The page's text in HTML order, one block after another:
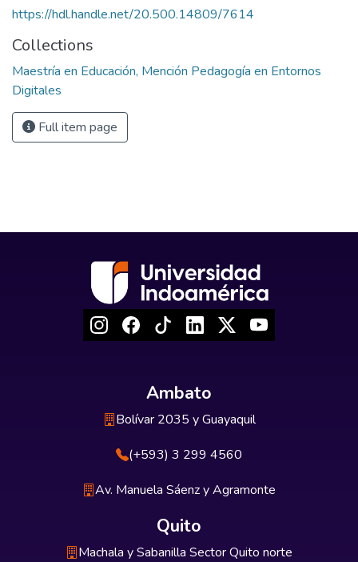
https://hdl.handle.net/20.500.14809/7614
Collections
Maestría en Educación, Mención Pedagogía en Entornos
Digitales
Full item page
Ambato
Bolívar 2035 y Guayaquil
(+593) 3 299 4560
Av. Manuela Sáenz y Agramonte
Quito
Machala y Sabanilla Sector Quito norte